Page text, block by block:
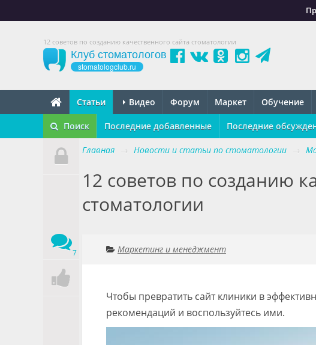
12 советов по созданию качественного сайта стоматологии
Клуб стоматологов
stomatologclub.ru
Статьи Видео Форум Маркет Обучение
Поиск Последние добавленные Последние
7
Главная → Новости и статьи по стоматологии →
12 советов по созданию
стоматологии
Маркетинг и менеджмент
Чтобы превратить сайт клиники в
рекомендаций и воспользуйтесь ими.